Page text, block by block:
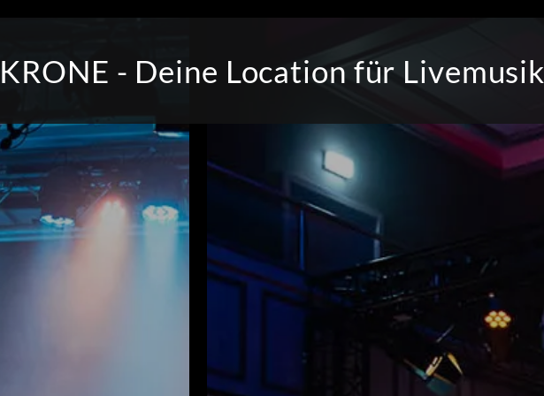
- Deine Location für Livemusik